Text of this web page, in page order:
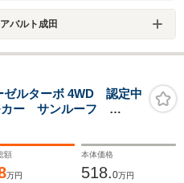
バルト成田
ルターボ 4WD 認定中
ー サンルーフ
ドライブレコーダー
アラウンドビューモ
額
万円
本体価格
518.0万円